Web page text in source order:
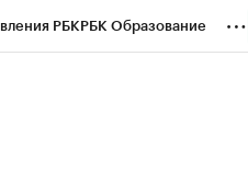
РБКРБК Образование